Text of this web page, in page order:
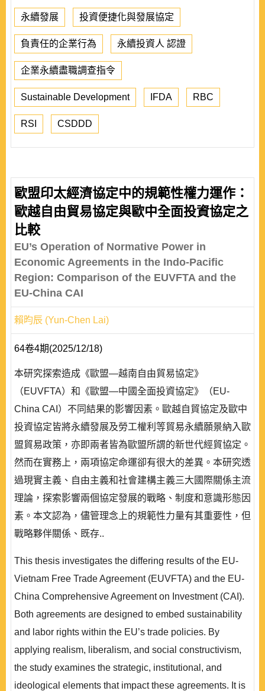
永續發展 投資便捷化與發展協定
負責任的企業行為 永續投資人 認證
企業永續盡職調查指令
Sustainable Development IFDA RBC
RSI CSDDD
歐盟印太經濟協定中的規範性權力運作：
歐越自由貿易協定與歐中全面投資協定之
比較
EU’s Operation of Normative Power in
Economic Agreements in the Indo-Pacific
Region: Comparison of the EUVFTA and the
EU-China CAI
賴昀辰 (Yun-Chen Lai)
64卷4期(2025/12/18)
本研究探索造成《歐盟—越南自由貿易協定》
（EUVFTA）和《歐盟—中國全面投資協定》（EU-
China CAI）不同結果的影響因素。歐越自貿協定及歐中
投資協定皆將永續發展及勞工權利等貿易永續願景納入歐
盟貿易政策，亦即兩者皆為歐盟所謂的新世代經貿協定。
然而在實務上，兩項協定命運卻有很大的差異。本研究透
過現實主義、自由主義和社會建構主義三大國際關係主流
理論，探索影響兩個協定發展的戰略、制度和意識形態因
素。本文認為，儘管理念上的規範性力量有其重要性，但
戰略夥伴關係、既存..
This thesis investigates the differing results of the EU-
Vietnam Free Trade Agreement (EUVFTA) and the EU-
China Comprehensive Agreement on Investment (CAI).
Both agreements are designed to embed sustainability
and labor rights within the EU’s trade policies. By
applying realism, liberalism, and social constructivism,
the study examines the strategic, institutional, and
ideological elements that impact these agreements. It is